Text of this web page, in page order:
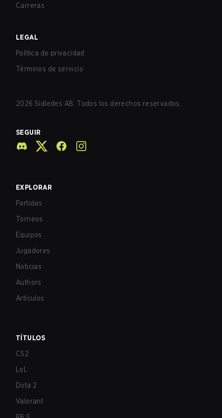
Carreras
LEGAL
Política de privacidad
Términos de servicio
2026 Sidledes AB. Todos los derechos reservados.
SEGUIR
EXPLORAR
Partidas
Torneos
Equipos
Jugadores
Noticias
Authors
Artículos
TÍTULOS
CS2
LoL
Dota 2
Valorant